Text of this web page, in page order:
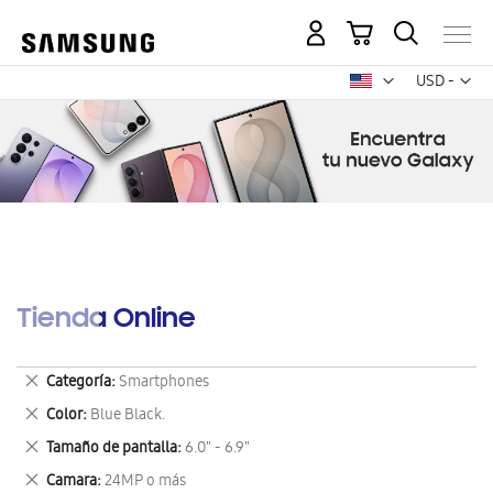
USD -
dólar
Mi carrito
Tienda Online
Categoría Smartphones
Eliminar
este
artículo
Color Blue Black.
Eliminar
este
artículo
Tamaño de pantalla 6.0" - 6.9"
Eliminar
este
Camara 24MP o más
Eliminar